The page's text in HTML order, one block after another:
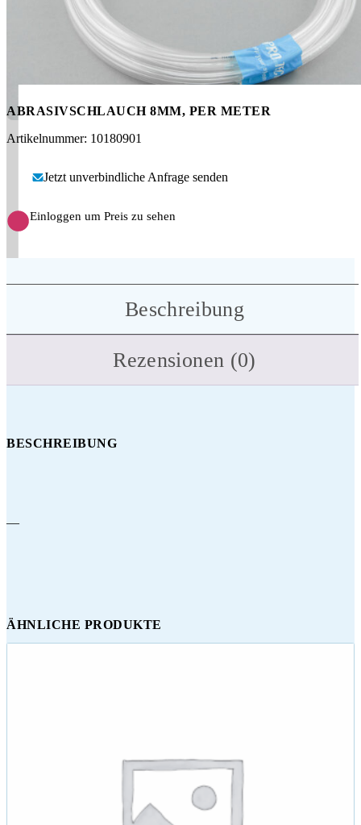
Messen
Videos / Downloads
HT Plus
Hochdruckpumpen
ABRASIVSCHLAUCH 8MM, PER METER
Artikelnummer: 10180901
Jetzt unverbindliche Anfrage senden
Einloggen um Preis zu sehen
Beschreibung
Rezensionen (0)
BESCHREIBUNG
—
ÄHNLICHE PRODUKTE